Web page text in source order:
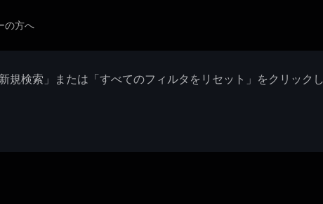
の方へ
検索」または「すべてのフィルタをリセット」をクリック